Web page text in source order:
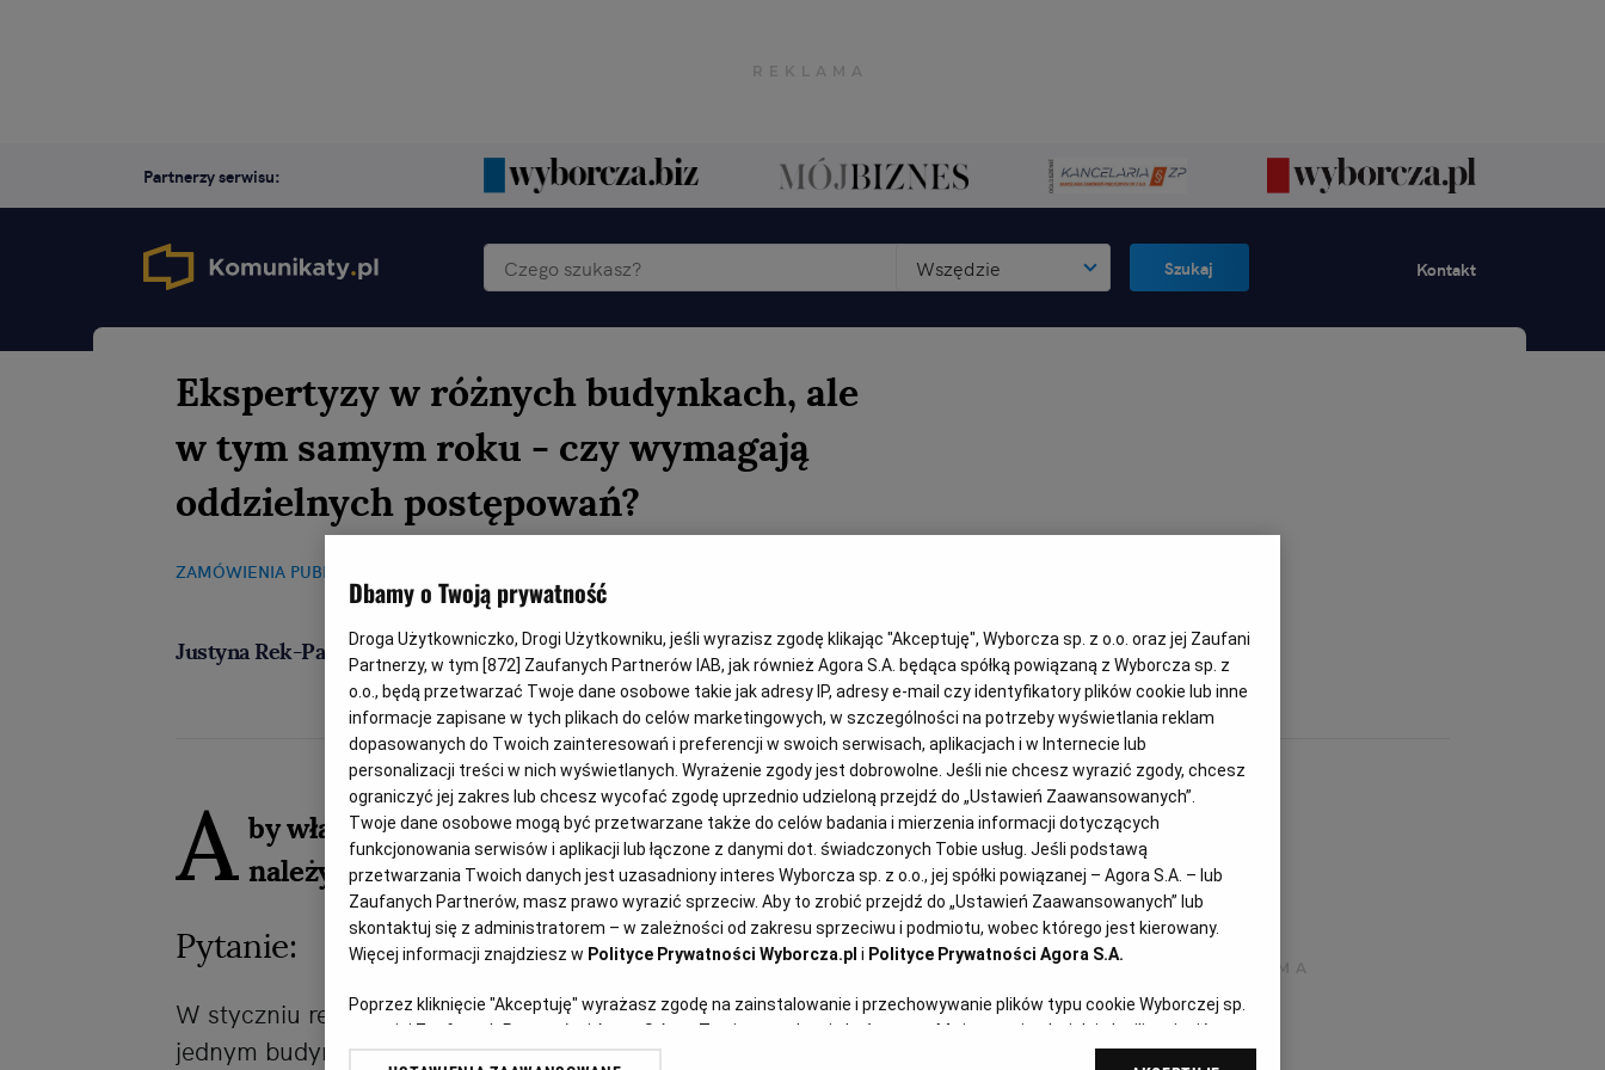
Partnerzy serwisu:
Wszędzie Szukaj Kontakt
Ekspertyzy w różnych budynkach, ale
w tym samym roku - czy wymagają
oddzielnych postępowań?
ZAMÓWIENIA PUBLICZNE
Justyna Rek-Pawłowska
A by właściwie ustalić wartości zamówień do 130.000 zł,
należy wziąć pod uwagę kilka kryteriów.
Pytanie:
W styczniu realizowane było postępowanie na opracowanie ekspertyz w
jednym budynku mieszkalnym i teraz jest konieczność wykonania
Dbamy o Twoją prywatność
Droga Użytkowniczko, Drogi Użytkowniku, jeśli wyrazisz zgodę klikając "Akceptuję", Wyborcza sp. z o.o. oraz jej Zaufani
Partnerzy, w tym [872] Zaufanych Partnerów IAB, jak również Agora S.A. będąca spółką powiązaną z Wyborcza sp. z
o.o., będą przetwarzać Twoje dane osobowe takie jak adresy IP, adresy e-mail czy identyfikatory plików cookie lub inne
informacje zapisane w tych plikach do celów marketingowych, w szczególności na potrzeby wyświetlania reklam
dopasowanych do Twoich zainteresowań i preferencji w swoich serwisach, aplikacjach i w Internecie lub
personalizacji treści w nich wyświetlanych. Wyrażenie zgody jest dobrowolne. Jeśli nie chcesz wyrazić zgody, chcesz
ograniczyć jej zakres lub chcesz wycofać zgodę uprzednio udzieloną przejdź do „Ustawień Zaawansowanych”.
Twoje dane osobowe mogą być przetwarzane także do celów badania i mierzenia informacji dotyczących
funkcjonowania serwisów i aplikacji lub łączone z danymi dot. świadczonych Tobie usług. Jeśli podstawą
przetwarzania Twoich danych jest uzasadniony interes Wyborcza sp. z o.o., jej spółki powiązanej – Agora S.A. – lub
Zaufanych Partnerów, masz prawo wyrazić sprzeciw. Aby to zrobić przejdź do „Ustawień Zaawansowanych” lub
skontaktuj się z administratorem – w zależności od zakresu sprzeciwu i podmiotu, wobec którego jest kierowany.
Więcej informacji znajdziesz w Polityce Prywatności Wyborcza.pl i Polityce Prywatności Agora S.A.
Poprzez kliknięcie "Akceptuję" wyrażasz zgodę na zainstalowanie i przechowywanie plików typu cookie Wyborczej sp.
z o. o. jej Zaufanych Partnerów i Agora S.A. na Twoim urządzeniu końcowym. Możesz też w każdej chwili zmienić
swoje preferencje dot. plików cookie, ponownie wywołując narzędzie do zarządzania Twoimi preferencjami dot.